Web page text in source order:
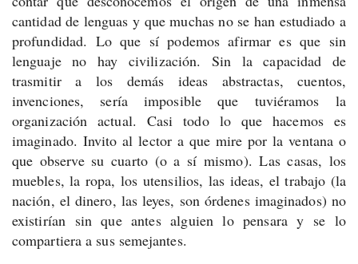
cantidad de lenguas y que muchas no se han estudiado a
profundidad. Lo que sí podemos afirmar es que sin
lenguaje no hay civilización. Sin la capacidad de
trasmitir a los demás ideas abstractas, cuentos,
invenciones, sería imposible que tuviéramos la
organización actual. Casi todo lo que hacemos es
imaginado. Invito al lector a que mire por la ventana o
que observe su cuarto (o a sí mismo). Las casas, los
muebles, la ropa, los utensilios, las ideas, el trabajo (la
nación, el dinero, las leyes, son órdenes imaginados) no
existirían sin que antes alguien lo pensara y se lo
compartiera a sus semejantes.